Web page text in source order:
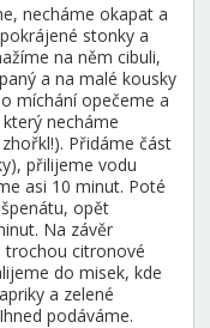
necháme okapat a
stonky a
na něm cibuli,
a na malé kousky
míchání opečeme a
necháme
Přidáme část
přilijeme vodu
asi 10 minut. Poté
opět
Na závěr
trochou citronové
do misek, kde
a zelené
podáváme.